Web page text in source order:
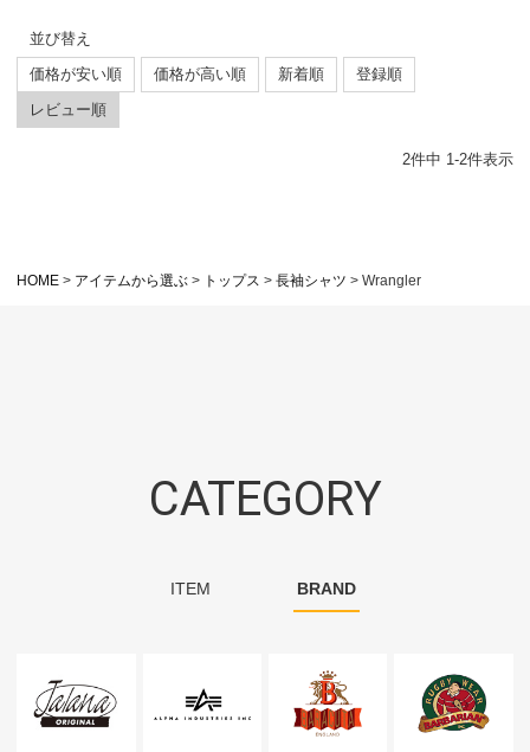
並び替え
価格が安い順
価格が高い順 新着順
登録順
レビュー順
2件中 1-2件表示
HOME アイテムから選ぶ トップス 長袖シャツ Wrangler
CATEGORY
ITEM BRAND